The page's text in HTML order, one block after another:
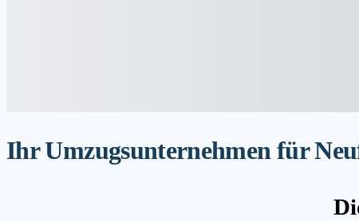
Ihr Umzugsunternehmen für